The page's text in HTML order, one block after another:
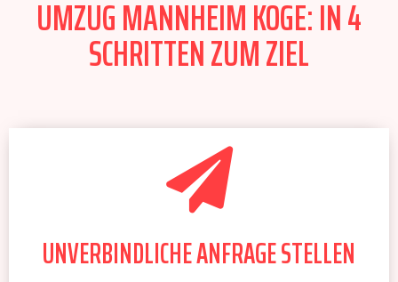
UMZUG MANNHEIM KOGE: IN 4
SCHRITTEN ZUM ZIEL
UNVERBINDLICHE ANFRAGE STELLEN